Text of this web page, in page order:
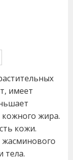
имеет
жира.
кожи.
тела.